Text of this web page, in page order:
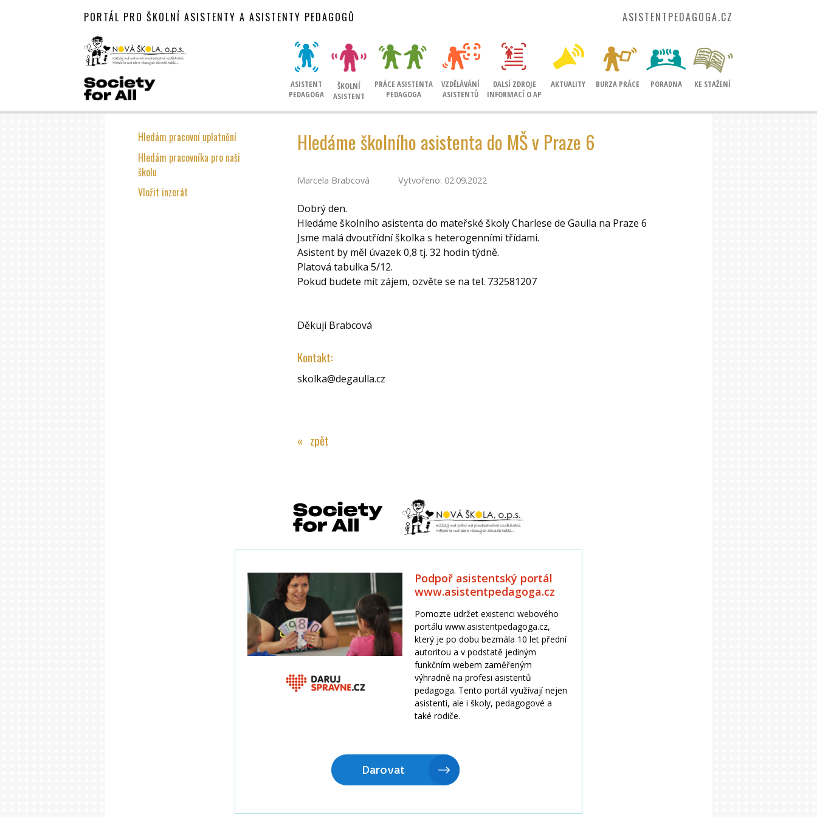
PORTÁL PRO ŠKOLNÍ ASISTENTY A ASISTENTY PEDAGOGŮ ASISTENTPEDAGOGA.CZ
ASISTENT
PEDAGOGA
ŠKOLNÍ
ASISTENT
PRÁCE ASISTENTA
PEDAGOGA
VZDĚLÁVÁNÍ
ASISTENTŮ
DALSÍ ZDROJE
INFORMACÍ O AP
AKTUALITY BURZA PRÁCE PORADNA KE STAŽENÍ
Hledám pracovní uplatnění
Hledám pracovníka pro naši
školu
Vložit inzerát
Hledáme školního asistenta do MŠ v Praze 6
Marcela Brabcová Vytvořeno: 02.09.2022
Dobrý den.
Hledáme školního asistenta do mateřské školy Charlese de Gaulla na Praze 6
Jsme malá dvoutřídní školka s heterogenními třídami.
Asistent by měl úvazek 0,8 tj. 32 hodin týdně.
Platová tabulka 5/12.
Pokud budete mít zájem, ozvěte se na tel. 732581207
Děkuji Brabcová
Kontakt:
skolka@degaulla.cz
« zpět